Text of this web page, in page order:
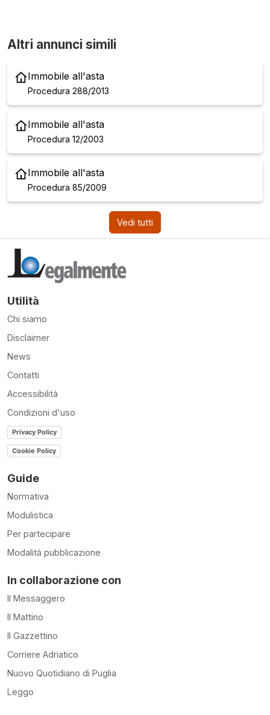
Altri annunci simili
Immobile all'asta
Procedura 288/2013
Immobile all'asta
Procedura 12/2003
Immobile all'asta
Procedura 85/2009
Vedi tutti
Utilità
Chi siamo
Disclaimer
News
Contatti
Accessibilità
Condizioni d'uso
Privacy Policy
Cookie Policy
Guide
Normativa
Modulistica
Per partecipare
Modalità pubblicazione
In collaborazione con
Il Messaggero
Il Mattino
Il Gazzettino
Corriere Adriatico
Nuovo Quotidiano di Puglia
Leggo